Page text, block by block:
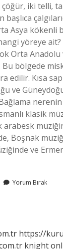
çöğür, iki telli,
Asya kökenli
yöreye ait?
Orta Anadolu
Bu bölgede
edilir. Kısa
ve
klasik
Boşnak
ve
Yorum Bırak
https://
knight